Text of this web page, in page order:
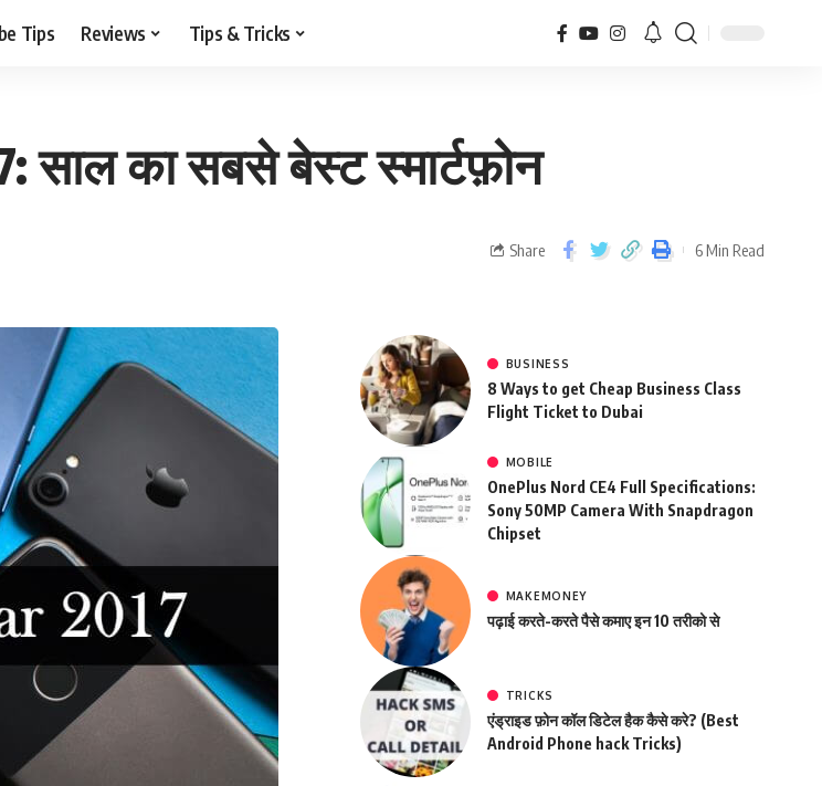
Tips Reviews Tips & Tricks
साल का सबसे बेस्ट स्मार्टफ़ोन
Share 6 Min Read
BUSINESS
8 Ways to get Cheap Business Class
Flight Ticket to Dubai
MOBILE
OnePlus Nord CE4 Full Specifications:
Sony 50MP Camera With Snapdragon
Chipset
MAKEMONEY
पढ़ाई करते-करते पैसे कमाए इन 10 तरीको से
TRICKS
एंड्राइड फ़ोन कॉल डिटेल हैक कैसे करे? (Best
Android Phone hack Tricks)